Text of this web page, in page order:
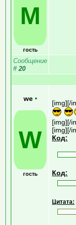
M
гость
Сообщение
# 20
we •
W
гость
[img][/
[img][/
[img][/
Код:
Код:
Цитата: